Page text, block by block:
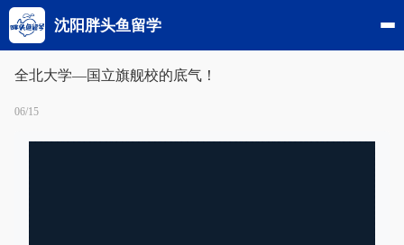
沈阳胖头鱼留学
全北大学—国立旗舰校的底气！
06/15